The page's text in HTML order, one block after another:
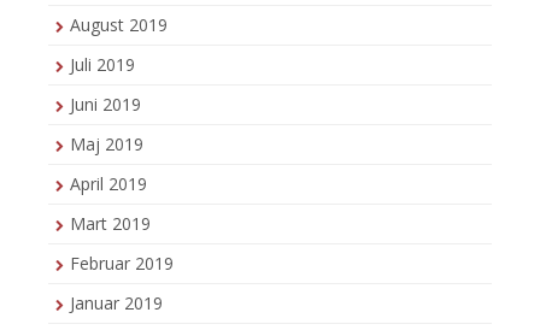
August 2019
Juli 2019
Juni 2019
Maj 2019
April 2019
Mart 2019
Februar 2019
Januar 2019